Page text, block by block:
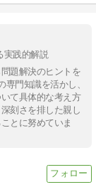
実践的解説
題解決のヒントを
門知識を活かし、
て具体的な考え方
刻さを排した親し
とに努めていま